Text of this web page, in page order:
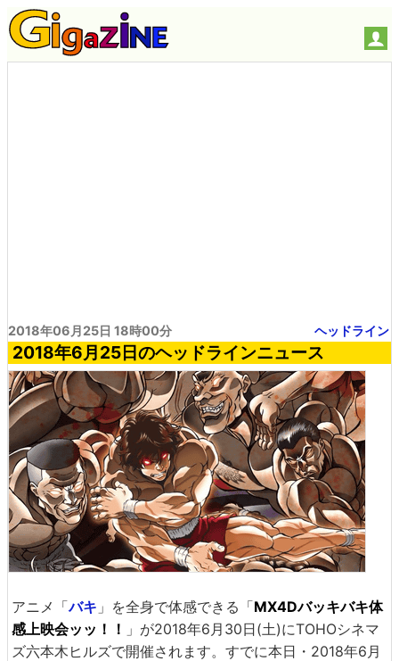
2018年06月25日 18時00分 ヘッドライン
2018年6月25日のヘッドラインニュース
アニメ「バキ 」を全身で体感できる「MX4Dバッキバキ体
感上映会ッッ！！ 」が2018年6月30日(土)にTOHOシネマ
ズ六本木ヒルズで開催されます。すでに本日・2018年6月